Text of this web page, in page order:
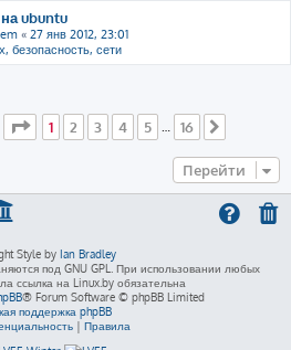
ubuntu
« 27 янв 2012, 23:01
безопасность, сети
Страница из 16
1 2 3 4 5 16
Перейти
Style by Ian Bradley
под GNU GPL. При использовании любых
ссылка на Linux.by обязательна
® Forum Software © phpBB Limited
поддержка phpBB
| Правила